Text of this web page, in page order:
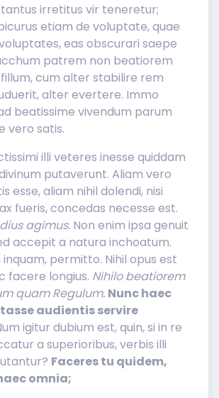
irretitus vir teneretur;
etiam de voluptate, quae
eas obscurari saepe
patrem non beatiorem
cum alter stabilire rem
alter evertere. Immo
beatissime vivendum parum
vero satis.
illi veteres inesse quiddam
putaverunt. Aliam vero
esse, aliam nihil dolendi, nisi
fueris, concedas necesse est.
agimus. Non enim ipsa genuit
accepit a natura inchoatum.
inquam, permitto. Nihil opus est
facere longius. Nihilo beatiorem
quam Regulum. Nunc haec
audientis servire
igitur dubium est, quin, si in re
a superioribus, verbis illi
Faceres tu quidem,
omnia;